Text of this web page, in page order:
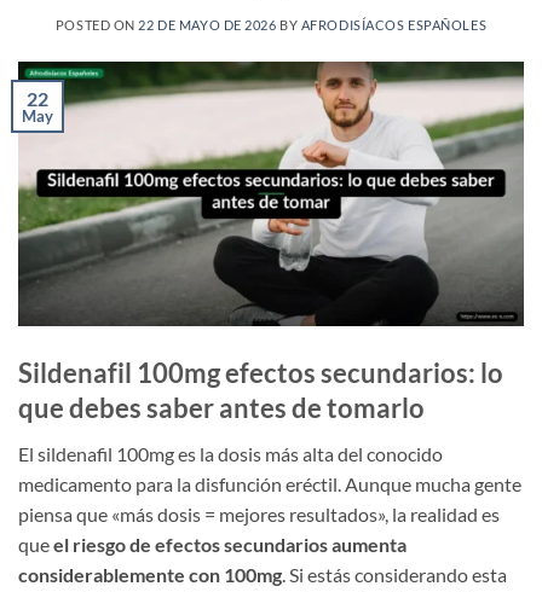
POSTED ON 22 DE MAYO DE 2026 BY AFRODISÍACOS ESPAÑOLES
22
May
Sildenafil 100mg efectos secundarios: lo
que debes saber antes de tomarlo
El sildenafil 100mg es la dosis más alta del conocido
medicamento para la disfunción eréctil. Aunque mucha gente
piensa que «más dosis = mejores resultados», la realidad es
queel riesgo de efectos secundarios aumenta
considerablemente con 100mg. Si estás considerando esta